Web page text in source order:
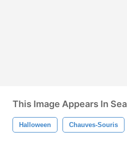
This Image Appears In
Halloween Chauves-Souris